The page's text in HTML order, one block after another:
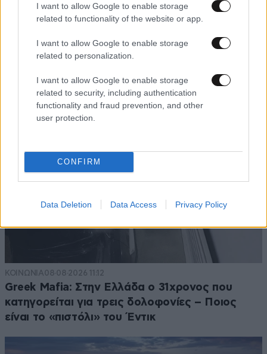
I want to allow Google to enable storage
related to functionality of the website or app.
I want to allow Google to enable storage
related to personalization.
I want to allow Google to enable storage
related to security, including authentication
functionality and fraud prevention, and other
user protection.
CONFIRM
Data Deletion Data Access Privacy Policy
ΟΙΚΟΝΟΜΙΑ2 ω. πριν
Ποιοι φορολογούμενοι θα λάβουν email ή
τηλεφώνημα από την ΑΑΔΕ για φορολογικές
ΚΟΙΝΩΝΙΑ08·08·2026 11:12
Greek Mafia: Στην Ελλάδα ο 31χρονος που
κατηγορείται για τρεις δολοφονίες – Ποιος
είναι το «πιστόλι» του Έντικ